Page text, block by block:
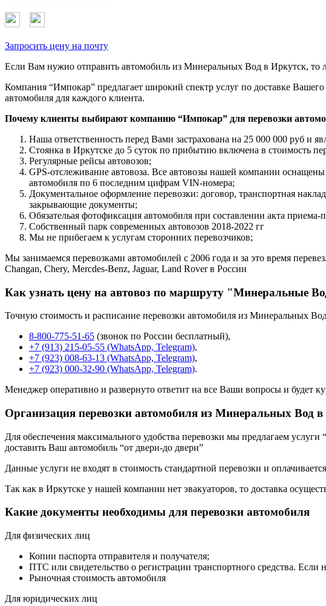
Запросить цену на почту
Если Вам нужно отправить автомобиль из Минеральных Вод в Иркутск, то
Компания “Импокар” предлагает широкий спектр услуг по доставке
автомобиля для каждого клиента.
Почему клиенты выбирают компанию “Импокар” для перевозки
Наша ответственность перед Вами застрахована на 25 000 000 руб и
Стоянка в Иркутске до 5 суток по прибытию включена в стоимость
Регулярные рейсы автовозов;
GPS-отслеживание автовоза. Все автовозы нашей компании
автомобиля по 6 последним цифрам VIN-номера;
Документальное оформление перевозки: договор, транспортная
закрывающие документы;
Обязательая фотофиксация автомобиля при составлении акта приема-
Собственный парк современных автовозов 2018-2022 гг
Мы не прибегаем к услугам сторонних перевозчиков;
Мы занимаемся перевозками автомобилей с 2006 года и за это время
Changan, Chery, Mercdes-Benz, Jaguar, Land Rover в России
Как узнать цену на автовоз по маршруту "Минеральные
Точную стоимость и расписание перевозки автомобиля из Минеральных
8-800-775-51-65 (звонок по России бесплатный),
+7 (913) 215-05-55 (WhatsApp, Telegram),
+7 (923) 008-63-13 (WhatsApp, Telegram),
+7 (923) 000-32-90 (WhatsApp, Telegram).
Менеджер оперативно и развернуто ответит на все Ваши вопросы и будет
Организация перевозки автомобиля из Минеральных Вод
Для обеспечения максимального удобства перевозки мы предлагаем
доставить Ваш автомобиль “от двери-до двери”
Данные услуги не входят в стоимость стандартной перевозки и
Так как в Иркутске у нашей компании нет эвакуаторов, то доставка
Какие документы необходимы для перевозки автомобиля
Для физических лиц
Копии паспорта отправителя и получателя;
ПТС или свидетельство о регистрации транспортного средства.
Рыночная стоимость автомобиля
Для юридических лиц